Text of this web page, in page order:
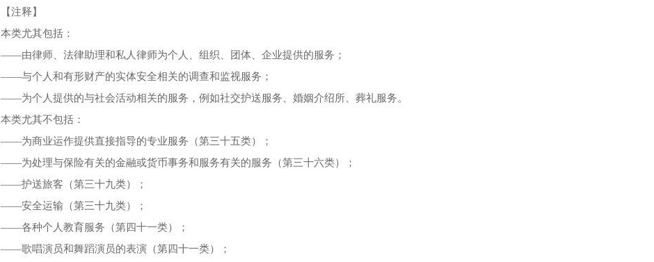
【注释】
本类尤其包括：
——由律师、法律助理和私人律师为个人、组织、团体、企业提供的服务；
——与个人和有形财产的实体安全相关的调查和监视服务；
——为个人提供的与社会活动相关的服务，例如社交护送服务、婚姻介绍所、葬礼服务。
本类尤其不包括：
——为商业运作提供直接指导的专业服务（第三十五类）；
——为处理与保险有关的金融或货币事务和服务有关的服务（第三十六类）；
——护送旅客（第三十九类）；
——安全运输（第三十九类）；
——各种个人教育服务（第四十一类）；
——歌唱演员和舞蹈演员的表演（第四十一类）；